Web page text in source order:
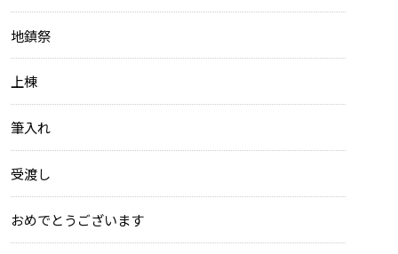
地鎮祭
上棟
筆入れ
受渡し
おめでとうございます